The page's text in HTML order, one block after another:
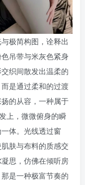
极简构图，诠释出
吊带与米灰色紧身
织间散发出温柔的
是通过柔和的过渡
的从容，一种属于
上，微微俯身的瞬
体。光线透过窗
肤与布料的质感交
思，仿佛在倾听房
是一种极富节奏的